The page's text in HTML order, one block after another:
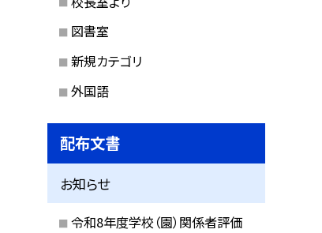
図書室
新規カテゴリ
外国語
配布文書
お知らせ
令和8年度学校（園）関係者評価